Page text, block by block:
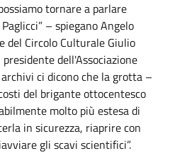
tornare a parlare
– spiegano Angelo
del Circolo Culturale Giulio
dell'Associazione
ci dicono che la grotta –
del brigante ottocentesco
molto più estesa di
in sicurezza, riaprire con
gli scavi scientifici”.